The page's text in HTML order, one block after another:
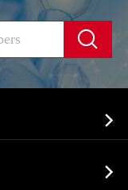


